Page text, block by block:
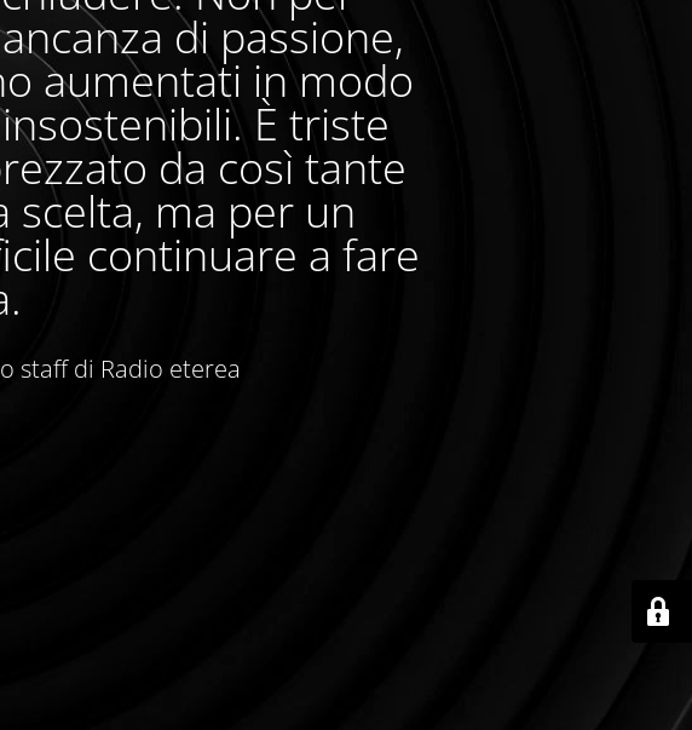
di passione,
aumentati in modo
È triste
da così tante
scelta, ma per un
continuare a fare
staff di Radio eterea